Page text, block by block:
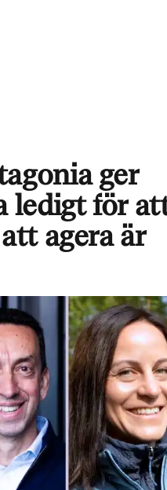
ger
ledigt för
agera är